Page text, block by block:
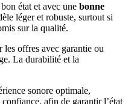
état et avec une bonne
léger et robuste, surtout si
sur la qualité.
offres avec garantie ou
La durabilité et la
sonore optimale,
afin de garantir l’état